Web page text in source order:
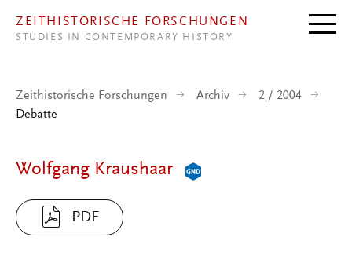
ZEITHISTORISCHE FORSCHUNGEN
STUDIES IN CONTEMPORARY HISTORY
Zeithistorische Forschungen Archiv
2 / 2004
Debatte
Wolfgang Kraushaar
PDF